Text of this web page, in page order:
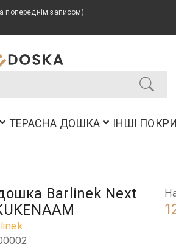
попереднім записом)
ТЕРАСНА ДОШКА ІНШІ
Barlinek Next